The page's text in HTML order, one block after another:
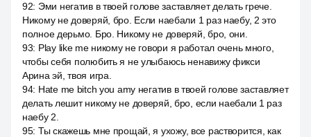
92: Эми негатив в твоей голове заставляет делать грече.
Никому не доверяй, бро. Если наебали 1 раз наебу, 2 это
полное дерьмо. Бро. Никому не доверяй, бро, они.
93: Play like me никому не говори я работал очень много,
чтобы себя полюбить я не улыбаюсь ненавижу фикси
Арина эй, твоя игра.
94: Hate me bitch you amy негатив в твоей голове заставляет
делать лешит никому не доверяй, бро, если наебали 1 раз
наебу 2.
95: Ты скажешь мне прощай, я ухожу, все растворится, как